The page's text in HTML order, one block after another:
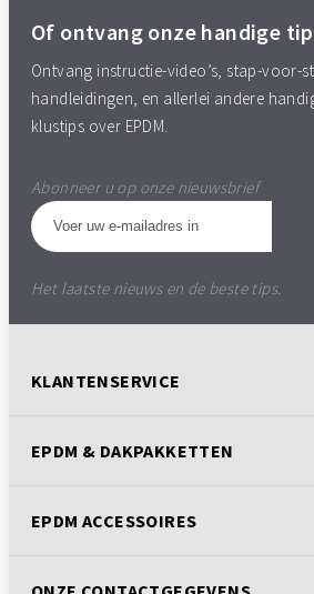
Of ontvang onze handige
Ontvang instructie-video’s, stap-voor-
handleidingen, en allerlei andere
klustips over EPDM.
Abonneer u op onze nieuwsbrief
Het laatste nieuws en de beste tips.
KLANTENSERVICE
EPDM & DAKPAKKETTEN
EPDM ACCESSOIRES